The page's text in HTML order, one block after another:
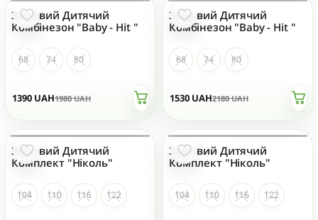
НЕМАЄ НА СКЛАДІ
1390 UAH1980UAH
Зимовий Дитячий
Комбінезон "Baby - Hit "
68 74 80
НЕМАЄ НА СКЛАДІ
1530 UAH2180UAH
Зимовий Дитячий
Комбінезон "Baby - Hit "
68 74 80
НЕМАЄ НА СКЛАДІ
Зимовий Дитячий
Комплект "Ніколь"
104 110 116 122
НЕМАЄ НА СКЛАДІ
Зимовий Дитячий
Комплект "Ніколь"
104 110 116 122